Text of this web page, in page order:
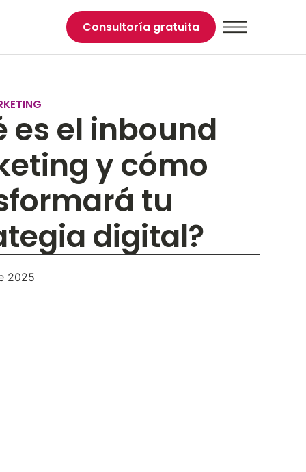
Consultoría gratuita
es el inbound
y cómo
tu
digital?
2025